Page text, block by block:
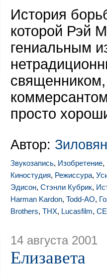
История
которой Рэй
гениальным
просто
Автор:
Звукозапись, Изобретение,
Киностудия, Режиссура,
Эдисон, Стэнли Кубрик,
Harman Kardon, Todd-AO,
Brothers, THX, Lucasfilm,
14 августа 2001
Елизавета